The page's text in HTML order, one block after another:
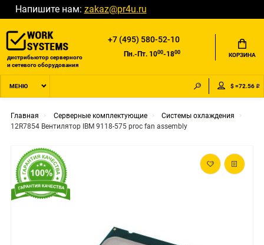
Напишите нам: zakaz@pr4u.ru
дистрибьютор серверного
и сетевого оборудования
+7 (495) 580-52-10
Пн.-Пт. 1000-1800 КОРЗИНА
МЕНЮ $ =72.56 ₽
Главная Серверные комплектующие
Системы охлаждения
12R7854 Вентилятор IBM 9118-575 proc fan assembly